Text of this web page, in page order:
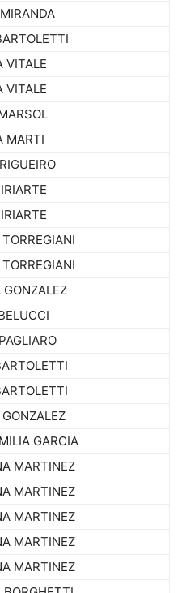
VITALE
VITALE
MARTI
GONZALEZ
GARCIA
MARTINEZ
MARTINEZ
MARTINEZ
MARTINEZ
MARTINEZ